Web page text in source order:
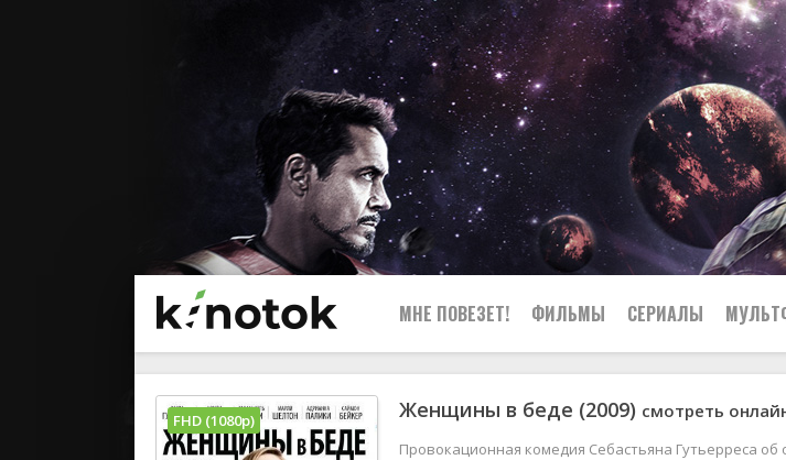
МНЕ ПОВЕЗЕТ! ФИЛЬМЫ СЕРИАЛЫ
Женщины в беде (2009) смотреть
Провокационная комедия Себастьяна Гутьерреса
FHD (1080p)